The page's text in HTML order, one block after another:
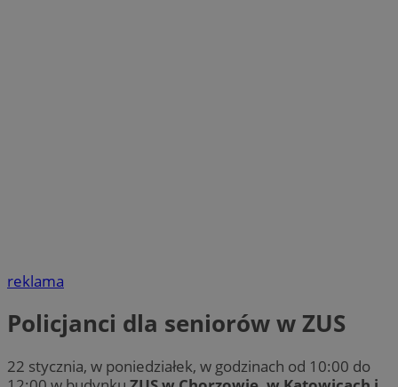
reklama
Policjanci dla seniorów w ZUS
22 stycznia, w poniedziałek, w godzinach od 10:00 do